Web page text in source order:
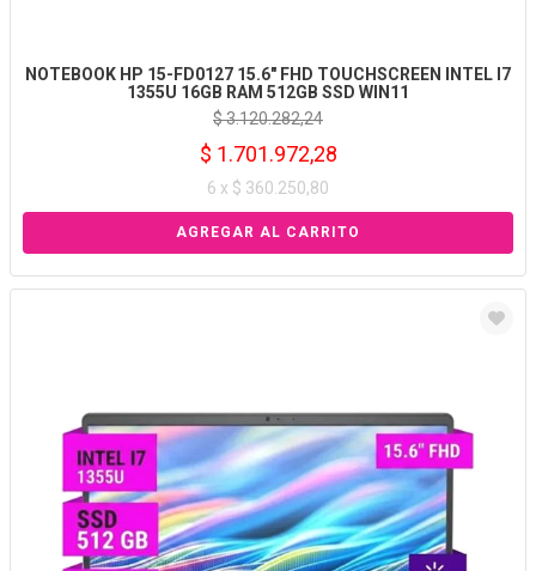
NOTEBOOK HP 15-FD0127 15.6" FHD TOUCHSCREEN INTEL I7
1355U 16GB RAM 512GB SSD WIN11
$ 3.120.282,24
$ 1.701.972,28
6 x $ 360.250,80